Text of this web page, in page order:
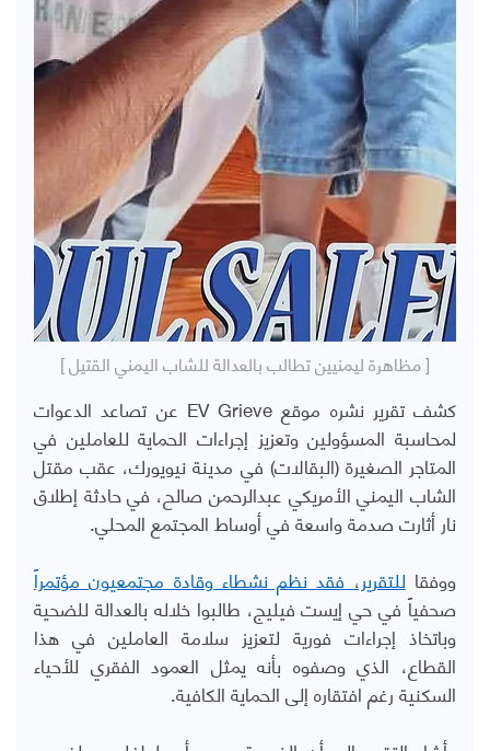
[ مظاهرة ليمنيين تطالب بالعدالة للشاب اليمني القتيل ]
كشف تقرير نشره موقع EV Grieve عن تصاعد الدعوات
لمحاسبة المسؤولين وتعزيز إجراءات الحماية للعاملين في
المتاجر الصغيرة (البقالات) في مدينة نيويورك، عقب مقتل
الشاب اليمني الأمريكي عبدالرحمن صالح، في حادثة إطلاق
نار أثارت صدمة واسعة في أوساط المجتمع المحلي.
ووفقا للتقرير، فقد نظم نشطاء وقادة مجتمعيون مؤتمراً
صحفياً في حي إيست فيليج، طالبوا خلاله بالعدالة للضحية
وباتخاذ إجراءات فورية لتعزيز سلامة العاملين في هذا
القطاع، الذي وصفوه بأنه يمثل العمود الفقري للأحياء
السكنية رغم افتقاره إلى الحماية الكافية.